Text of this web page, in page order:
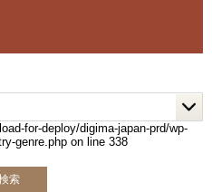
for-deploy/digima-japan-prd/wp-
genre.php on line 338
索